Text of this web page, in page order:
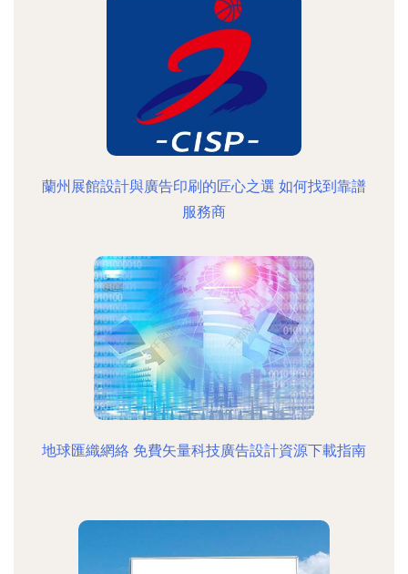
蘭州展館設計與廣告印刷的匠心之選 如何找到靠譜
服務商
地球匯織網絡 免費矢量科技廣告設計資源下載指南